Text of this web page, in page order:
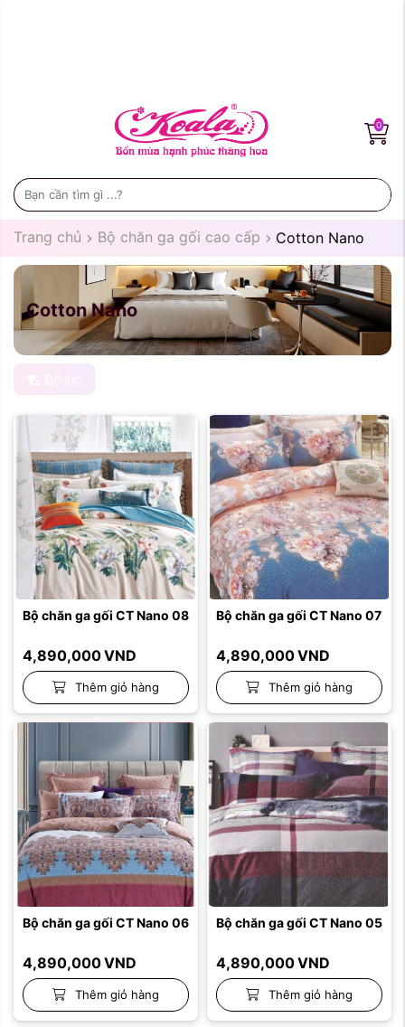
0
Trang chủ Bộ chăn ga gối cao cấp Cotton Nano
Cotton Nano
Bộ chăn ga gối CT Nano 08
4,890,000VND
Thêm giỏ hàng
Bộ chăn ga gối CT Nano 07
4,890,000VND
Thêm giỏ hàng
Bộ chăn ga gối CT Nano 06
4,890,000VND
Thêm giỏ hàng
Bộ chăn ga gối CT Nano 05
4,890,000VND
Thêm giỏ hàng